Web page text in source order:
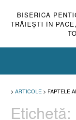
BISERICA
TRĂIEŞTI ÎN
> ARTICOLE > FAPTELE
Etichetă: